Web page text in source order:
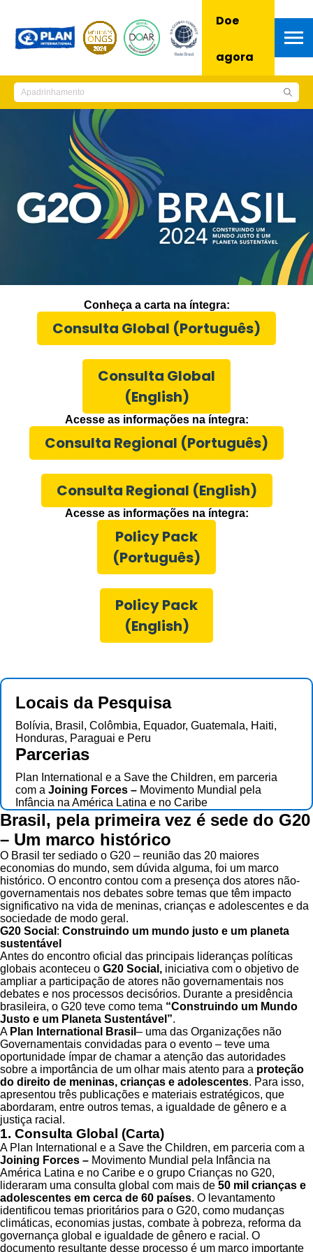
Doe
agora
Conheça a carta na íntegra:
Consulta Global (Português)
Consulta Global
(English)
Acesse as informações na íntegra:
Consulta Regional (Português)
Consulta Regional (English)
Acesse as informações na íntegra:
Policy Pack
(Português)
Policy Pack
(English)
Locais da Pesquisa
Bolívia, Brasil, Colômbia, Equador, Guatemala, Haiti,
Honduras, Paraguai e Peru
Parcerias
Plan International e a Save the Children, em parceria
com a Joining Forces – Movimento Mundial pela
Infância na América Latina e no Caribe
Brasil, pela primeira vez é sede do G20
– Um marco histórico
O Brasil ter sediado o G20 – reunião das 20 maiores
economias do mundo, sem dúvida alguma, foi um marco
histórico. O encontro contou com a presença dos atores não-
governamentais nos debates sobre temas que têm impacto
significativo na vida de meninas, crianças e adolescentes e da
sociedade de modo geral.
G20 Social : Construindo um mundo justo e um planeta
sustentável
Antes do encontro oficial das principais lideranças políticas
globais aconteceu o G20 Social, iniciativa com o objetivo de
ampliar a participação de atores não governamentais nos
debates e nos processos decisórios. Durante a presidência
brasileira, o G20 teve como tema “Construindo um Mundo
Justo e um Planeta Sustentável”.
A Plan International Brasil – uma das Organizações não
Governamentais convidadas para o evento – teve uma
oportunidade ímpar de chamar a atenção das autoridades
sobre a importância de um olhar mais atento para a proteção
do direito de meninas, crianças e adolescentes. Para isso,
apresentou três publicações e materiais estratégicos, que
abordaram, entre outros temas, a igualdade de gênero e a
justiça racial.
1. Consulta Global (Carta)
A Plan International e a Save the Children, em parceria com a
Joining Forces – Movimento Mundial pela Infância na
América Latina e no Caribe e o grupo Crianças no G20,
lideraram uma consulta global com mais de 50 mil crianças e
adolescentes em cerca de 60 países. O levantamento
identificou temas prioritários para o G20, como mudanças
climáticas, economias justas, combate à pobreza, reforma da
governança global e igualdade de gênero e racial. O
documento resultante desse processo é um marco importante